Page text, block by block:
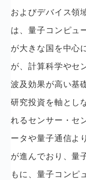
およびデバイス領
は、量子コンピュ
が大きな国を中心
が、計算科学やセ
波及効果が高い基
研究投資を軸とし
れるセンサー・セ
ータや量子通信よ
が進んでおり、量
もに、量子コンピ